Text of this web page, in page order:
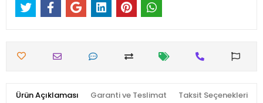
Ürün Açıklaması Garanti ve Teslimat Taksit Seçenekleri